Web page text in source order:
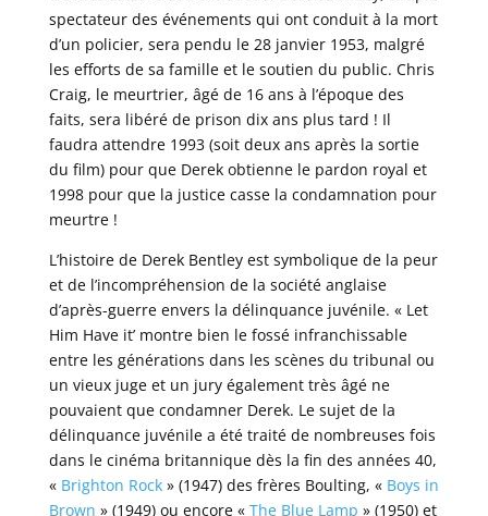
spectateur des événements qui ont conduit à la mort
d’un policier, sera pendu le 28 janvier 1953, malgré
les efforts de sa famille et le soutien du public. Chris
Craig, le meurtrier, âgé de 16 ans à l’époque des
faits, sera libéré de prison dix ans plus tard ! Il
faudra attendre 1993 (soit deux ans après la sortie
du film) pour que Derek obtienne le pardon royal et
1998 pour que la justice casse la condamnation pour
meurtre !
L’histoire de Derek Bentley est symbolique de la peur
et de l’incompréhension de la société anglaise
d’après-guerre envers la délinquance juvénile. « Let
Him Have it’ montre bien le fossé infranchissable
entre les générations dans les scènes du tribunal ou
un vieux juge et un jury également très âgé ne
pouvaient que condamner Derek. Le sujet de la
délinquance juvénile a été traité de nombreuses fois
dans le cinéma britannique dès la fin des années 40,
« Brighton Rock» (1947) des frères Boulting, « Boys in
Brown » (1949) ou encore « The Blue Lamp » (1950) et